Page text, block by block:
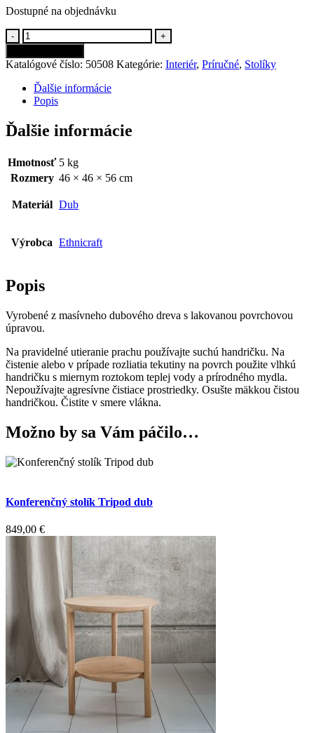
Dostupné na objednávku
-
+
Katalógové číslo: 50508 Kategórie: Interiér, Príručné, Stolíky
Ďalšie informácie
Popis
Ďalšie informácie
Hmotnosť 5 kg
Rozmery 46 × 46 × 56 cm
Materiál Dub
Výrobca Ethnicraft
Popis
Vyrobené z masívneho dubového dreva s lakovanou povrchovou
úpravou.
Na pravidelné utieranie prachu používajte suchú handričku. Na
čistenie alebo v prípade rozliatia tekutiny na povrch použite vlhkú
handričku s miernym roztokom teplej vody a prírodného mydla.
Nepoužívajte agresívne čistiace prostriedky. Osušte mäkkou čistou
handričkou. Čistite v smere vlákna.
Možno by sa Vám páčilo…
Konferenčný stolík Tripod dub
849,00 €